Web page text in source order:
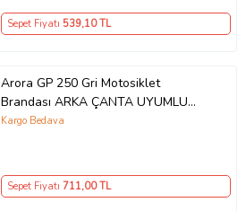
Sepet Fiyatı 539,10 TL
Arora GP 250 Gri Motosiklet
Brandası ARKA ÇANTA UYUMLU
DEĞİLDİR
Kargo Bedava
Sepet Fiyatı 711,00 TL